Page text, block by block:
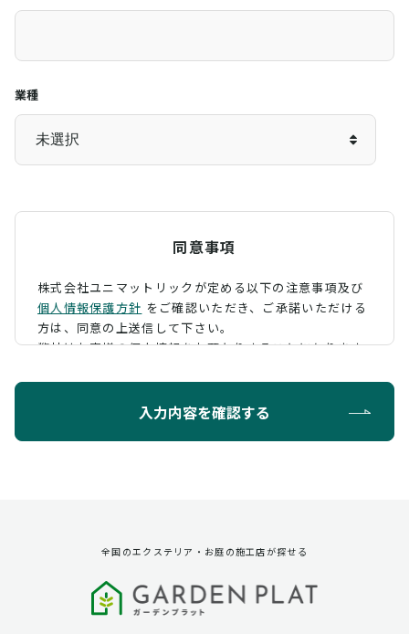
業種
同意事項
株式会社ユニマットリックが定める以下の注意事項及び
個人情報保護方針 をご確認いただき、 ご承諾いただける
方は、同意の上送信して下さい。
弊社はお客様の個人情報をお預かりすることになります
ように定め、保護に努めております。
第三者への提供
弊社は法律で定められている場合を除いて、お客様の個
入力内容を確認する
全国のエクステリア・お庭の施工店が探せる